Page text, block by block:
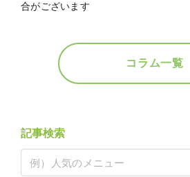
合がございます
コラム一覧
記事検索